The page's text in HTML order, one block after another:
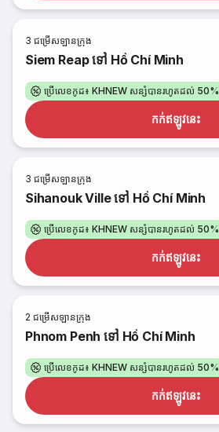
3 ជម្រើសឡានក្រុង
Siem Reap ទៅ Hồ Chí Minh
ប្រើលេខកូដ៖ KHNEW សន្សំបានរហូតដល់ 50%
កក់​ឥឡូវនេះ
3 ជម្រើសឡានក្រុង
Sihanouk Ville ទៅ Hồ Chí Minh
ប្រើលេខកូដ៖ KHNEW សន្សំបានរហូតដល់ 50%
កក់​ឥឡូវនេះ
2 ជម្រើសឡានក្រុង
Phnom Penh ទៅ Hồ Chí Minh
ប្រើលេខកូដ៖ KHNEW សន្សំបានរហូតដល់ 50%
កក់​ឥឡូវនេះ